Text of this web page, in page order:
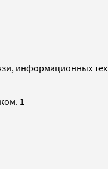
информационных
1